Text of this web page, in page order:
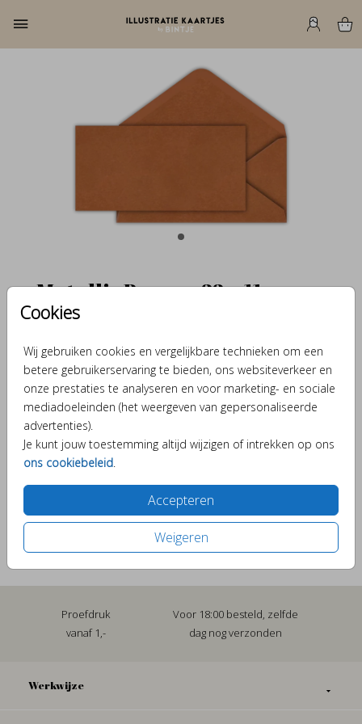
Cookies
Wij gebruiken cookies en vergelijkbare technieken om een
betere gebruikerservaring te bieden, ons websiteverkeer en
onze prestaties te analyseren en voor marketing- en sociale
mediadoeleinden (het weergeven van gepersonaliseerde
advertenties).
Je kunt jouw toestemming altijd wijzigen of intrekken op ons
ons cookiebeleid.
Accepteren
Weigeren
Metallic Bronze 22 x 11
Verschillende elementjes om je kaartje bijzonder te
maken.
metallic bronze 22 x 11
Prijs:€ 0,69 per 1
Proefdruk
vanaf 1,-
Voor 18:00 besteld, zelfde
dag nog verzonden
Werkwijze